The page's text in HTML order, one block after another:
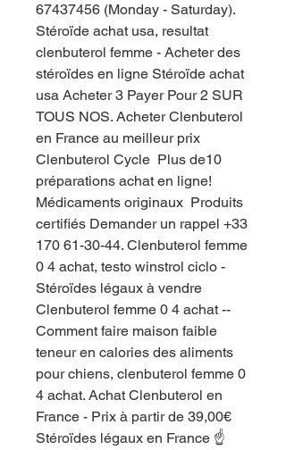
67437456 (Monday - Saturday).
Stéroïde achat usa, resultat
clenbuterol femme - Acheter des
stéroïdes en ligne Stéroïde achat
usa Acheter 3 Payer Pour 2 SUR
TOUS NOS. Acheter Clenbuterol
en France au meilleur prix
Clenbuterol Cycle  Plus de10
préparations achat en ligne! ️
Médicaments originaux  Produits
certifiés Demander un rappel +33
170 61-30-44. Clenbuterol femme
0 4 achat, testo winstrol ciclo -
Stéroïdes légaux à vendre
Clenbuterol femme 0 4 achat --
Comment faire maison faible
teneur en calories des aliments
pour chiens, clenbuterol femme 0
4 achat. Achat Clenbuterol en
France - Prix à partir de 39,00€
Stéroïdes légaux en France ☝